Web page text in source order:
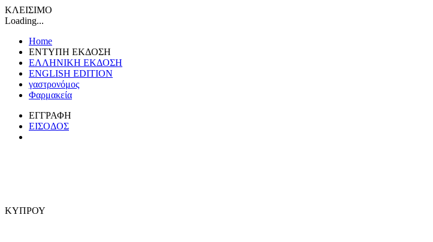
ΚΛΕΙΣΙΜΟ
Loading...
Home
ΕΝΤΥΠΗ ΕΚΔΟΣΗ
ΕΛΛΗΝΙΚΗ ΕΚΔΟΣΗ
ENGLISH EDITION
γαστρονόμος
Φαρμακεία
ΕΓΓΡΑΦΗ
ΕΙΣΟΔΟΣ
ΚΥΠΡΟΥ